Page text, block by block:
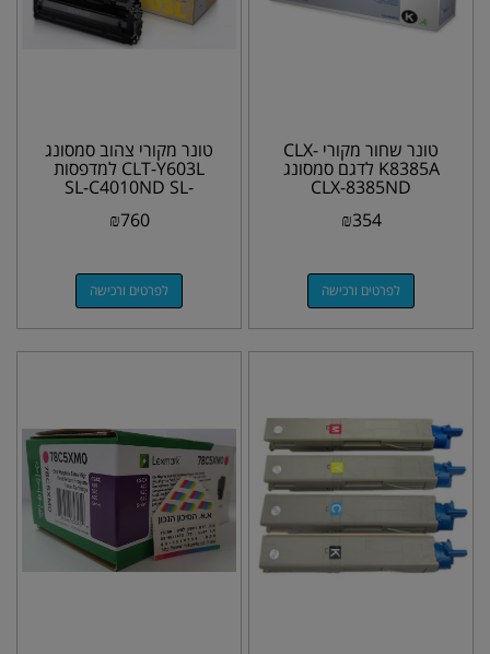
טונר שחור מקורי CLX-
K8385A לדגם סמסונג
CLX-8385ND
₪354
לפרטים ורכישה
טונר מקורי צהוב סמסונג
CLT-Y603L למדפסות
SL-C4010ND SL-
₪760
לפרטים ורכישה